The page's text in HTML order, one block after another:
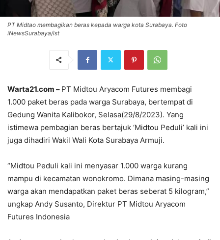
PT Midtao membagikan beras kepada warga kota Surabaya. Foto
iNewsSurabaya/ist
Warta21.com – PT Midtou Aryacom Futures membagi
1.000 paket beras pada warga Surabaya, bertempat di
Gedung Wanita Kalibokor, Selasa(29/8/2023). Yang
istimewa pembagian beras bertajuk ‘Midtou Peduli’ kali ini
juga dihadiri Wakil Wali Kota Surabaya Armuji.
“Midtou Peduli kali ini menyasar 1.000 warga kurang
mampu di kecamatan wonokromo. Dimana masing-masing
warga akan mendapatkan paket beras seberat 5 kilogram,”
ungkap Andy Susanto, Direktur PT Midtou Aryacom
Futures Indonesia